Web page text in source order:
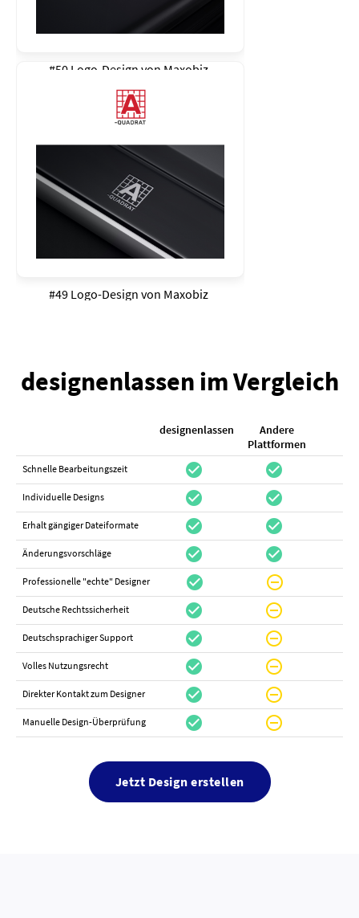
#50 Logo-Design von Maxobiz
#49 Logo-Design von Maxobiz
designenlassen im Vergleich
designenlassen
Andere
Plattformen
Schnelle Bearbeitungszeit check_circle check_circle
Individuelle Designs check_circle check_circle
Erhalt gängiger Dateiformate check_circle check_circle
Änderungsvorschläge check_circle check_circle
Professionelle "echte" Designer check_circle do_not_disturb_on
Deutsche Rechtssicherheit check_circle do_not_disturb_on
Deutschsprachiger Support check_circle do_not_disturb_on
Volles Nutzungsrecht check_circle do_not_disturb_on
Direkter Kontakt zum Designer check_circle do_not_disturb_on
Manuelle Design-Überprüfung check_circle do_not_disturb_on
Jetzt Design erstellen